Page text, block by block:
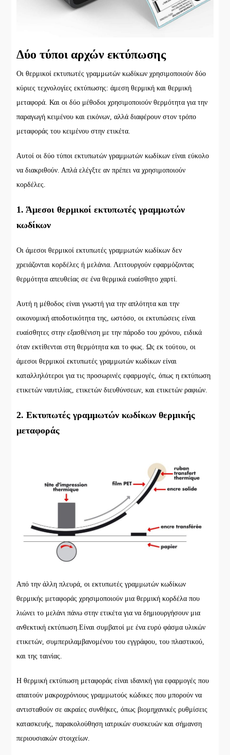
Δύο τύποι αρχών εκτύπωσης
Οι θερμικοί εκτυπωτές γραμμωτών κωδίκων χρησιμοποιούν δύο
κύριες τεχνολογίες εκτύπωσης: άμεση θερμική και θερμική
μεταφορά. Και οι δύο μέθοδοι χρησιμοποιούν θερμότητα για την
παραγωγή κειμένου και εικόνων, αλλά διαφέρουν στον τρόπο
μεταφοράς του κειμένου στην ετικέτα.
Αυτοί οι δύο τύποι εκτυπωτών γραμμωτών κωδίκων είναι εύκολο
να διακριθούν. Απλά ελέγξτε αν πρέπει να χρησιμοποιούν
κορδέλες.
1. Άμεσοι θερμικοί εκτυπωτές γραμμωτών
κωδίκων
Οι άμεσοι θερμικοί εκτυπωτές γραμμωτών κωδίκων δεν
χρειάζονται κορδέλες ή μελάνια. Λειτουργούν εφαρμόζοντας
θερμότητα απευθείας σε ένα θερμικά ευαίσθητο χαρτί.
Αυτή η μέθοδος είναι γνωστή για την απλότητα και την
οικονομική αποδοτικότητα της, ωστόσο, οι εκτυπώσεις είναι
ευαίσθητες στην εξασθένιση με την πάροδο του χρόνου, ειδικά
όταν εκτίθενται στη θερμότητα και το φως. Ως εκ τούτου, οι
άμεσοι θερμικοί εκτυπωτές γραμμωτών κωδίκων είναι
καταλληλότεροι για τις προσωρινές εφαρμογές, όπως η εκτύπωση
ετικετών ναυτιλίας, ετικετών διευθύνσεων, και ετικετών ραφιών.
2. Εκτυπωτές γραμμωτών κωδίκων θερμικής
μεταφοράς
Από την άλλη πλευρά, οι εκτυπωτές γραμμωτών κωδίκων
θερμικής μεταφοράς χρησιμοποιούν μια θερμική κορδέλα που
λιώνει το μελάνι πάνω στην ετικέτα για να δημιουργήσουν μια
ανθεκτική εκτύπωση.Είναι συμβατοί με ένα ευρύ φάσμα υλικών
ετικετών, συμπεριλαμβανομένου του εγγράφου, του πλαστικού,
και της ταινίας.
Η θερμική εκτύπωση μεταφοράς είναι ιδανική για εφαρμογές που
απαιτούν μακροχρόνιους γραμμωτούς κώδικες που μπορούν να
αντισταθούν σε ακραίες συνθήκες, όπως βιομηχανικές ρυθμίσεις
κατασκευής, παρακολούθηση ιατρικών συσκευών και σήμανση
περιουσιακών στοιχείων.